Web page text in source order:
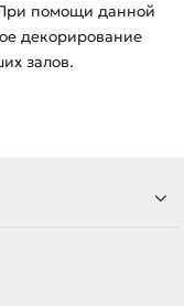
помощи данной
декорирование
залов.